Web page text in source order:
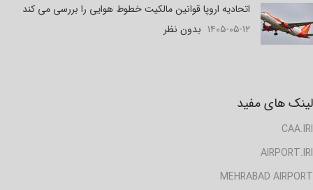
اتحادیه اروپا قوانین مالکیت خطوط هوایی را بررسی می کند
۱۴۰۵-۰۵-۱۲ بدون نظر
لینک های مفید
CAA.IRI
AIRPORT.IRI
MEHRABAD AIRPORT